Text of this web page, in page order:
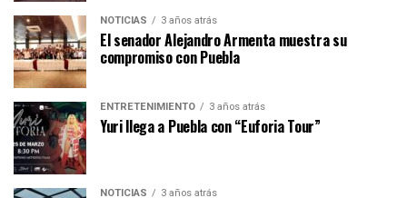
NOTICIAS 3 años atrás
El senador Alejandro Armenta muestra su
compromiso con Puebla
ENTRETENIMIENTO 3 años atrás
Yuri llega a Puebla con “Euforia Tour”
NOTICIAS 3 años atrás